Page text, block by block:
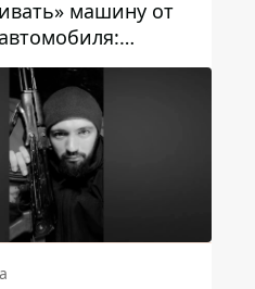
машину от
для водителей